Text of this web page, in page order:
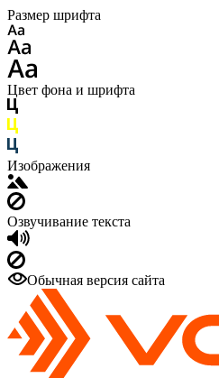
Размер шрифта
Цвет фона и шрифта
Изображения
Озвучивание текста
Обычная версия сайта